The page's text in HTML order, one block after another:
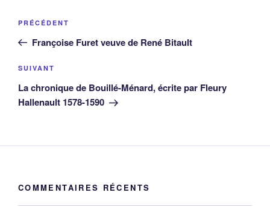
Navigation
l’article
Article
précédent
PRÉCÉDENT
Françoise Furet veuve de René Bitault
Article
suivant
SUIVANT
La chronique de Bouillé-Ménard, écrite par Fleury
Hallenault 1578-1590
COMMENTAIRES RÉCENTS